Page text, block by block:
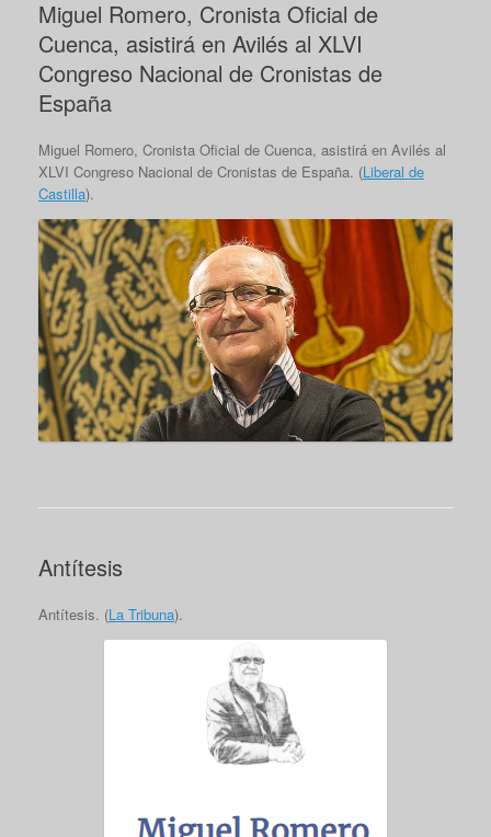
Miguel Romero, Cronista Oficial de
Cuenca, asistirá en Avilés al XLVI
Congreso Nacional de Cronistas de
España
Miguel Romero, Cronista Oficial de Cuenca, asistirá en Avilés al
XLVI Congreso Nacional de Cronistas de España. (Liberal de
Castilla).
Antítesis
Antítesis. (La Tribuna).